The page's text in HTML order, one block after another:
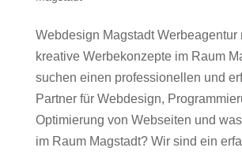
Webdesign Magstadt Werbeagentur
kreative Werbekonzepte im Raum
suchen einen professionellen und
Partner für Webdesign,
Optimierung von Webseiten und
im Raum Magstadt? Wir sind ein